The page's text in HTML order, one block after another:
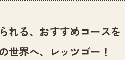
れる、おすすめコースを
世界へ、レッツゴー！